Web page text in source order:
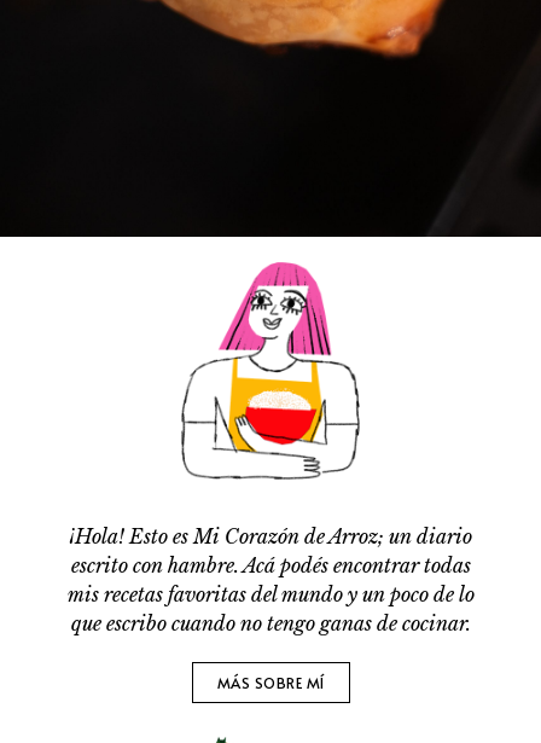
¡Hola! Esto es Mi Corazón de Arroz; un diario
escrito con hambre. Acá podés encontrar todas
mis recetas favoritas del mundo y un poco de lo
que escribo cuando no tengo ganas de cocinar.
MÁS SOBRE MÍ